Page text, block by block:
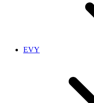
EVY